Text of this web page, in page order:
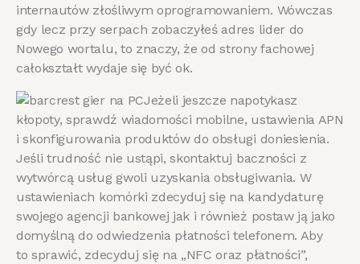
internautów złośliwym oprogramowaniem. Wówczas
gdy lecz przy serpach zobaczyłeś adres lider do
Nowego wortalu, to znaczy, że od strony fachowej
całokształt wydaje się być ok.
Jeżeli jeszcze napotykasz
kłopoty, sprawdź wiadomości mobilne, ustawienia APN
i skonfigurowania produktów do obsługi doniesienia.
Jeśli trudność nie ustąpi, skontaktuj baczności z
wytwórcą usług gwoli uzyskania obsługiwania. W
ustawieniach komórki zdecyduj się na kandydaturę
swojego agencji bankowej jak i również postaw ją jako
domyślną do odwiedzenia płatności telefonem. Aby
to sprawić, zdecyduj się na „NFC oraz płatności”,